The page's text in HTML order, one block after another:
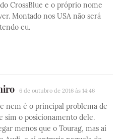
CrossBlue e o próprio nome
Montado nos USA não será
eu.
6 de outubro de 2016 às 14:46
nem é o principal problema de
sim o posicionamento dele.
menos que o Tourag, mas aí